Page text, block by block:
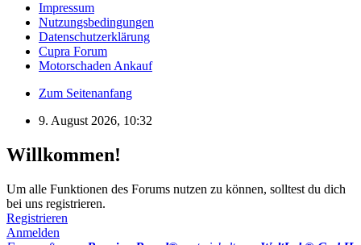
Impressum
Nutzungsbedingungen
Datenschutzerklärung
Cupra Forum
Motorschaden Ankauf
Zum Seitenanfang
9. August 2026, 10:32
Willkommen!
Um alle Funktionen des Forums nutzen zu können, solltest du dich
bei uns registrieren.
Registrieren
Anmelden